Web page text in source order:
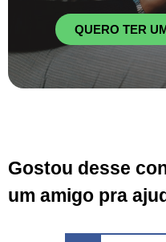
QUERO TER
Gostou desse
um amigo pra